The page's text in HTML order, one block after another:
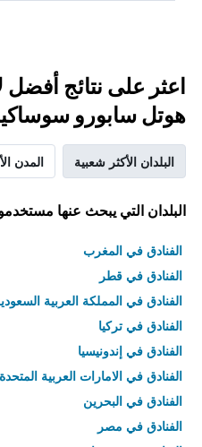
اعثر على نتائج أفضل
هوتل سابورو
البلدان الأكثر شعبية المدن
البلدان التي يبحث عنها
الفنادق في المغرب
الفنادق في قطر
الفنادق في المملكة العربية
الفنادق في تركيا
الفنادق في إندونيسيا
الفنادق في الامارات العربية المتحدة
الفنادق في البحرين
الفنادق في مصر